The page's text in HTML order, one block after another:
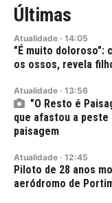
Últimas
Atualidade · 14:05
"É muito doloroso":
os ossos, revela
Atualidade · 13:56
"O Resto é
que afastou a peste
paisagem
Atualidade · 12:45
Piloto de 28 anos
aeródromo de